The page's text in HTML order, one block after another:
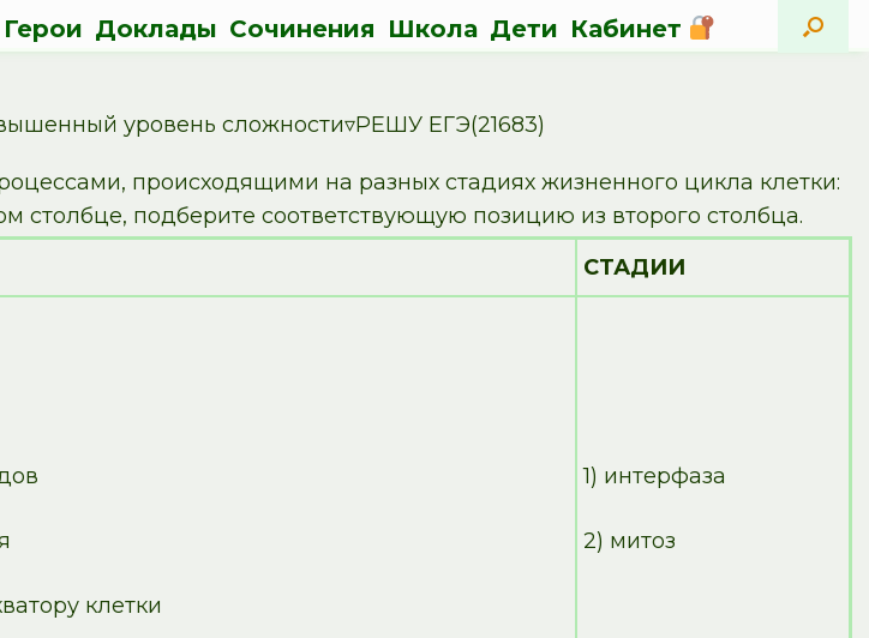
Герои Доклады Сочинения Школа Дети Кабинет
уровень сложности▿РЕШУ ЕГЭ(21683)
происходящими на разных стадиях жизненного цикла клетки:
столбце, подберите соответствующую позицию из второго столбца.
СТАДИИ
клетки
1) интерфаза
2) митоз